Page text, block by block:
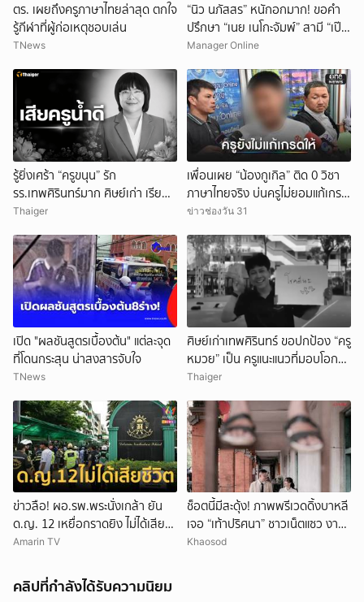
ตร. เผยถึงครูภาษาไทยล่าสุด ตกใจ
รู้กีฬาที่ผู้ก่อเหตุชอบเล่น
TNews
“นิว นภัสสร” หนักอกมาก! ขอคำ
ปรึกษา “เนย เนโกะจัมพ์” สามี “เป๊ก
เปรมณัช” ดื่มดริ้งก์ติดเพื่อนหนัก!
Manager Online
รู้ยิ่งเศร้า “ครูขนุน” รัก
รร.เทพศิรินทร์มาก ศิษย์เก่า เรียน
จบกลับมาเป็นครู
Thaiger
เพื่อนเผย “น้องกูเกิล” ติด 0 วิชา
ภาษาไทยจริง บ่นครูไม่ยอมแก้เกรด
ให้
ข่าวช่องวัน 31
เปิด "ผลชันสูตรเบื้องต้น" แต่ละจุด
ที่โดนกระสุน น่าสงสารจับใจ
TNews
ศิษย์เก่าเทพศิรินทร์ ขอปกป้อง “ครู
หมวย” เป็น ครูแนะแนวที่มอบโอกาส
ให้เด็กเสมอ
Thaiger
ข่าวลือ! ผอ.รพ.พระนั่งเกล้า ยัน
ด.ญ. 12 เหยื่อกราดยิง ไม่ได้เสีย
ชีวิต
Amarin TV
ช็อตนี้มีสะดุ้ง! ภาพพรีเวดดิ้งบาหลี
เจอ “เท้าปริศนา” ชาวเน็ตแซว งาน
แต่งหรือหนังผี
Khaosod
คลิปที่กำลังได้รับความนิยม